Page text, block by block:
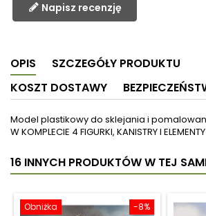
Napisz recenzję
OPIS
SZCZEGÓŁY PRODUKTU
KOSZT DOSTAWY
Model plastikowy do sklejania i
W KOMPLECIE 4 FIGURKI, KANISTRY I
16 INNYCH PRODUKTÓW W TEJ
-8%
Obniżka